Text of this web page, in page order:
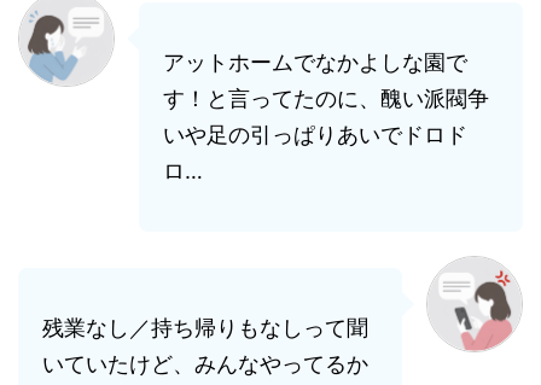
アットホームでなかよしな園で
す！と言ってたのに、醜い派閥争
いや足の引っぱりあいでドロド
ロ…
残業なし／持ち帰りもなしって聞
いていたけど、みんなやってるか